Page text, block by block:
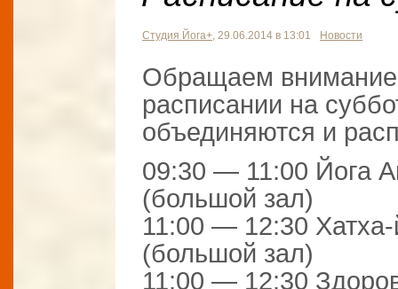
Студия Йога+, 29.06.2014 в 13:01 Новости
Обращаем
расписании на
объединяются и
09:30 — 11:00 Йога
(большой зал)
11:00 — 12:30
(большой зал)
11:00 — 12:30